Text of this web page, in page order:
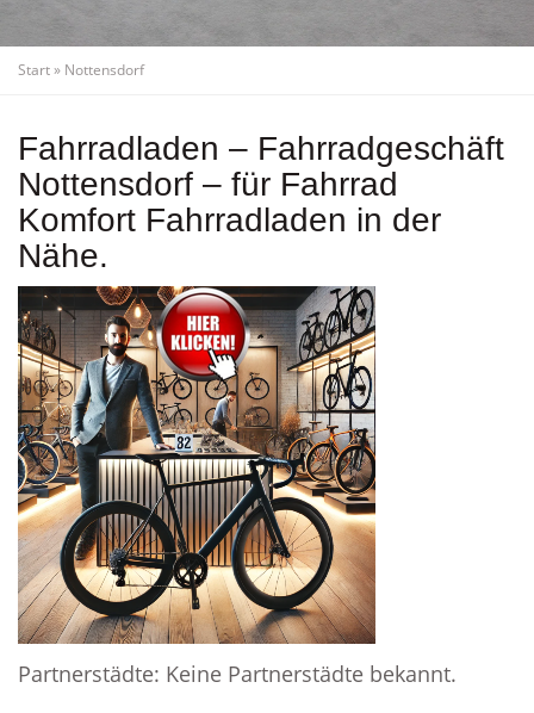
Start» Nottensdorf
Fahrradladen – Fahrradgeschäft
Nottensdorf – für Fahrrad
Komfort Fahrradladen in der
Nähe.
Partnerstädte: Keine Partnerstädte bekannt.